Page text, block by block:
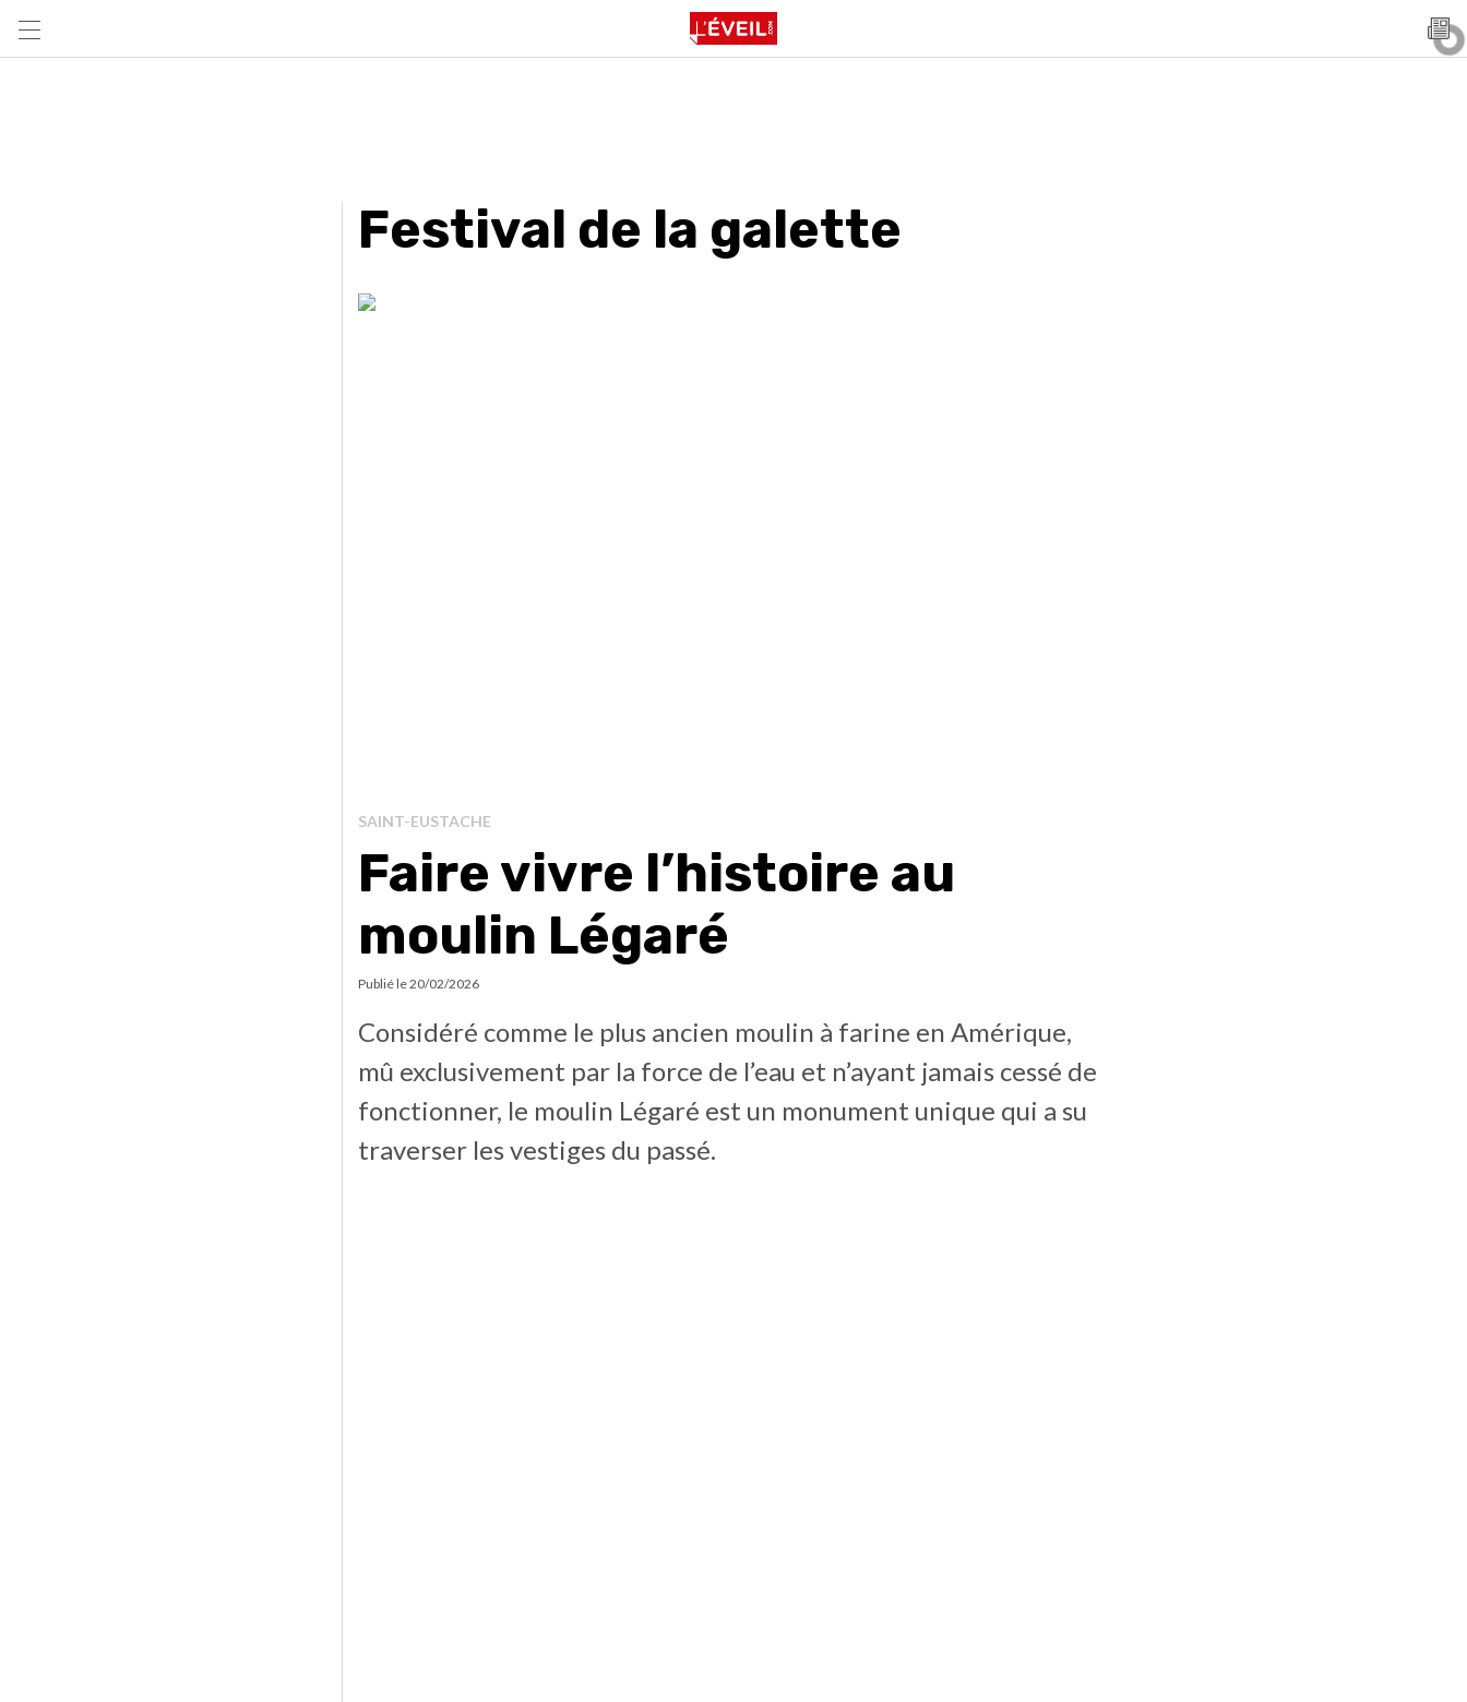
Festival de la galette
SAINT-EUSTACHE
Faire vivre l’histoire au
moulin Légaré
Publié le20/02/2026
Considéré comme le plus ancien moulin à farine en Amérique,
mû exclusivement par la force de l’eau et n’ayant jamais cessé de
fonctionner, le moulin Légaré est un monument unique qui a su
traverser les vestiges du passé.